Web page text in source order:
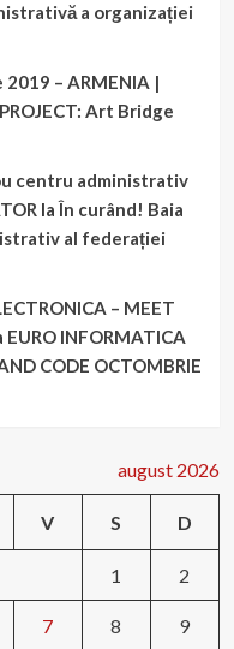
a organizației
2019 – ARMENIA |
Art Bridge
centru administrativ
laÎn curând! Baia
al federației
– MEET
EURO INFORMATICA
CODE OCTOMBRIE
august 2026
V S D
1 2
7 8 9